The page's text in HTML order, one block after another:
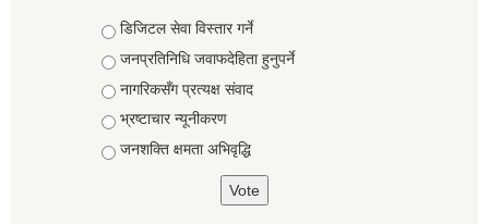
Choices
डिजिटल सेवा विस्तार गर्ने
जनप्रतिनिधि जवाफदेहिता हुनुपर्ने
नागरिकसँग प्रत्यक्ष संवाद
भ्रष्टाचार न्यूनीकरण
जनशक्ति क्षमता अभिवृद्धि